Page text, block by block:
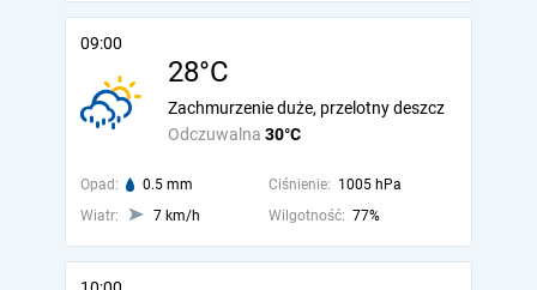
09:00
28°C
Odczuwalna 30°C
Zachmurzenie duże, przelotny deszcz
Opad: 0.5 mm Ciśnienie: 1005 hPa
Wiatr:
7 km/h Wilgotność: 77%